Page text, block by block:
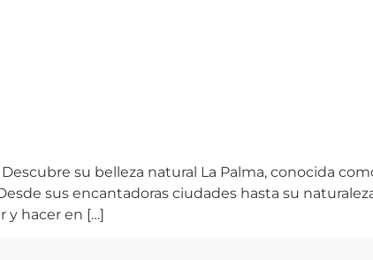
su belleza natural La Palma, conocida
sus encantadoras ciudades hasta su
y hacer en […]